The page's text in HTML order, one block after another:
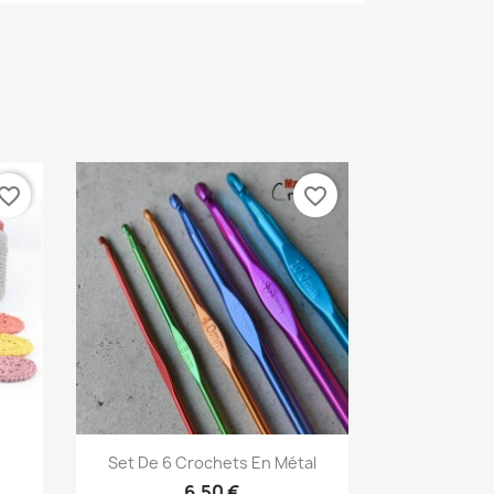
 Aperçu rapide
Set De 6 Crochets En Métal
favorite_border